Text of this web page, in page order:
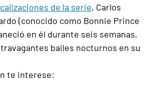
de la serie, Carlos
(conocido como Bonnie Prince
en él durante seis semanas,
bailes nocturnos en su
te interese: